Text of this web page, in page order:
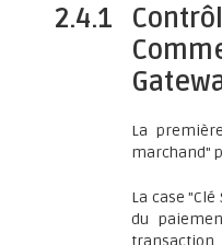
2.4.1
La
marchand"
La case
du